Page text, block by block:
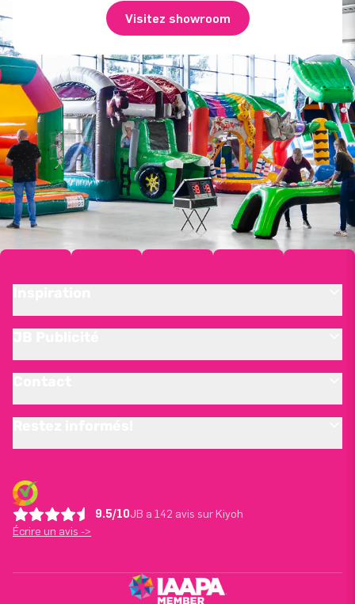
Visitez showroom
9.5/10JB a 142 avis sur Kiyoh
Écrire un avis ->